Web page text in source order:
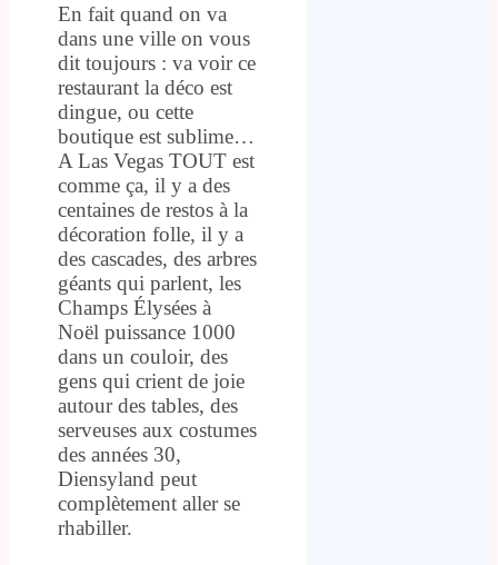
En fait quand on va
dans une ville on vous
dit toujours : va voir ce
restaurant la déco est
dingue, ou cette
boutique est sublime…
A Las Vegas TOUT est
comme ça, il y a des
centaines de restos à la
décoration folle, il y a
des cascades, des arbres
géants qui parlent, les
Champs Élysées à
Noël puissance 1000
dans un couloir, des
gens qui crient de joie
autour des tables, des
serveuses aux costumes
des années 30,
Diensyland peut
complètement aller se
rhabiller.